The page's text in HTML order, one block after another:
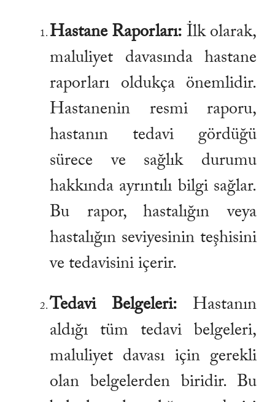
Hastane Raporları: İlk olarak,
maluliyet davasında hastane
raporları oldukça önemlidir.
Hastanenin resmi raporu,
hastanın tedavi gördüğü
sürece ve sağlık durumu
hakkında ayrıntılı bilgi sağlar.
Bu rapor, hastalığın veya
hastalığın seviyesinin teşhisini
ve tedavisini içerir.
Tedavi Belgeleri: Hastanın
aldığı tüm tedavi belgeleri,
maluliyet davası için gerekli
olan belgelerden biridir. Bu